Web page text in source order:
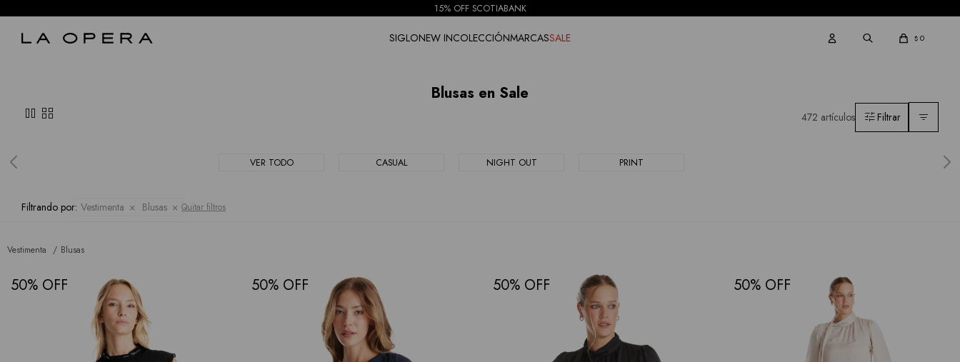
15% OFF SCOTIABANK
SIGLONEW INCOLECCIÓNMARCASSALE $ 0
Blusas en Sale
pause grid_view 472 artículos
VER TODO CASUAL NIGHT OUT PRINT
Filtrando por: Vestimenta Blusas Quitar filtros
Vestimenta Blusas
50 50 50 50